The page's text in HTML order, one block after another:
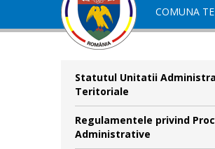
COMUNA
Statutul Unitatii
Teritoriale
Regulamentele privind
Administrative